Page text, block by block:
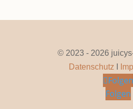
© 2023 - 2026
Datenschutz
Folgen
Folgen